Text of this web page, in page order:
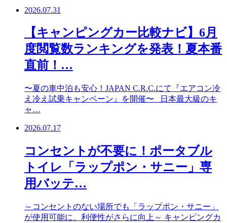
2026.07.31
【キャンピングカー比較ナビ】6月
度閲覧数ランキングを発表！夏本番
直前！…
〜夏の車中泊も安心！JAPAN C.R.C.にて『エアコン冷
え冷え試乗キャンペーン』を開催〜 日本最大級のキ
ャ…
2026.07.17
コンセントが不要に！ポータブル
トイレ「ラップポン・サニー」専
用バッテ…
～コンセントのない場所でも「ラップポン・サニー」
が使用可能に。利便性がさらに向上～ キャンピングカ